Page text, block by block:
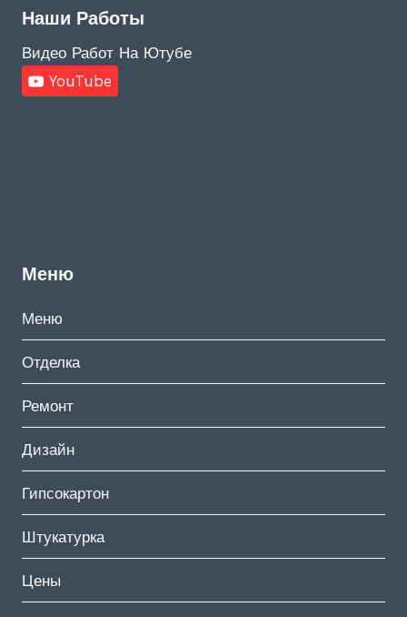
Наши Работы
Видео Работ На Ютубе
YouTube
Меню
Меню
Отделка
Ремонт
Дизайн
Гипсокартон
Штукатурка
Цены